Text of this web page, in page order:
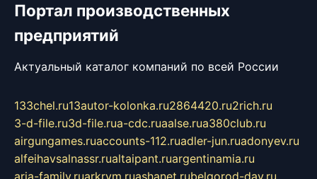
Портал производственных
предприятий
Актуальный каталог компаний по всей России
133chel.ru13autor-kolonka.ru2864420.ru2rich.ru
3-d-file.ru3d-file.rua-cdc.ruaalse.rua380club.ru
airgungames.ruaccounts-112.ruadler-jun.ruadonyev.ru
alfeihavsalnassr.rualtaipant.ruargentinamia.ru